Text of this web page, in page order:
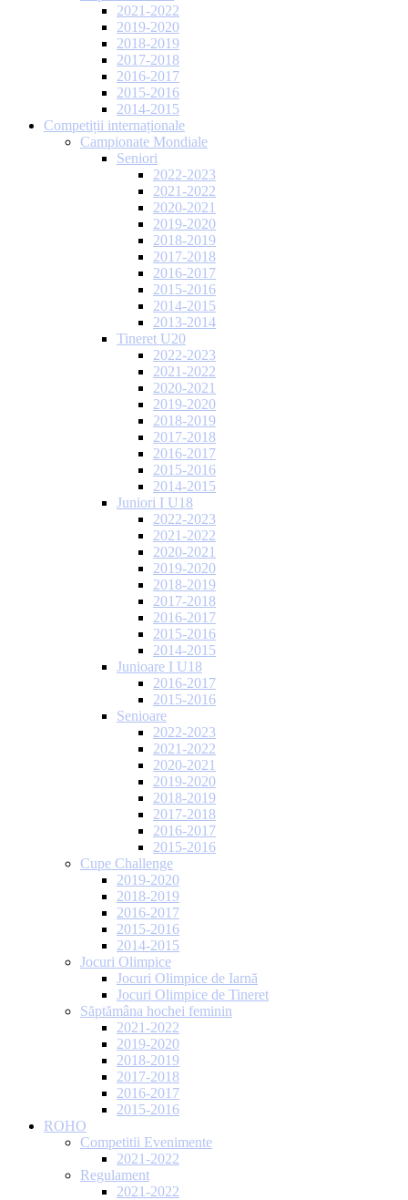
2021-2022
2019-2020
2018-2019
2017-2018
2016-2017
2015-2016
2014-2015
Competiții internaționale
Campionate Mondiale
Seniori
2022-2023
2021-2022
2020-2021
2019-2020
2018-2019
2017-2018
2016-2017
2015-2016
2014-2015
2013-2014
Tineret U20
2022-2023
2021-2022
2020-2021
2019-2020
2018-2019
2017-2018
2016-2017
2015-2016
2014-2015
Juniori I U18
2022-2023
2021-2022
2020-2021
2019-2020
2018-2019
2017-2018
2016-2017
2015-2016
2014-2015
Junioare I U18
2016-2017
2015-2016
Senioare
2022-2023
2021-2022
2020-2021
2019-2020
2018-2019
2017-2018
2016-2017
2015-2016
Cupe Challenge
2019-2020
2018-2019
2016-2017
2015-2016
2014-2015
Jocuri Olimpice
Jocuri Olimpice de Iarnă
Jocuri Olimpice de Tineret
Săptămâna hochei feminin
2021-2022
2019-2020
2018-2019
2017-2018
2016-2017
2015-2016
ROHO
Competitii Evenimente
2021-2022
Regulament
2021-2022